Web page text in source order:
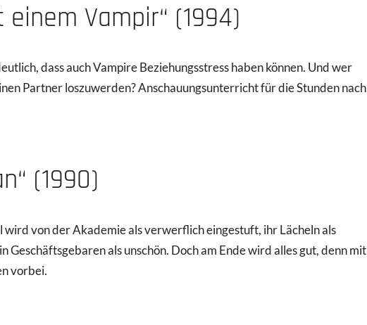
Vampir“ (1994)
dass auch Vampire Beziehungsstress haben können. Und wer
Partner loszuwerden? Anschauungsunterricht für die Stunden nach
(1990)
von der Akademie als verwerflich eingestuft, ihr Lächeln als
Geschäftsgebaren als unschön. Doch am Ende wird alles gut, denn mit
vorbei.